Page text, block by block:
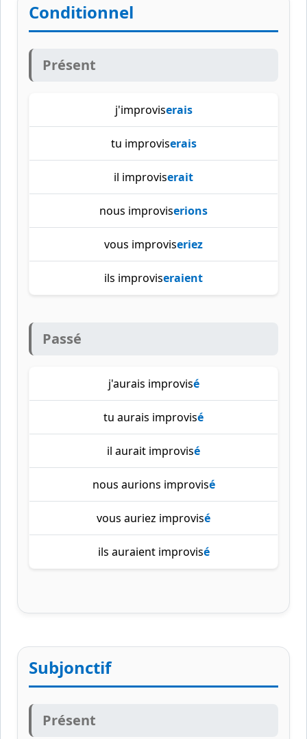
Conditionnel
Présent
j'improviserais
tu improviserais
il improviserait
nous improviserions
vous improviseriez
ils improviseraient
Passé
j'aurais improvisé
tu aurais improvisé
il aurait improvisé
nous aurions improvisé
vous auriez improvisé
ils auraient improvisé
Subjonctif
Présent